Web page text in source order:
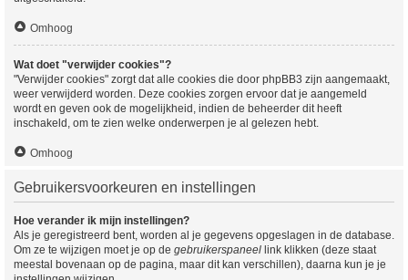
Omhoog
Wat doet "verwijder cookies"?
"Verwijder cookies" zorgt dat alle cookies die door phpBB3 zijn aangemaakt,
weer verwijderd worden. Deze cookies zorgen ervoor dat je aangemeld
wordt en geven ook de mogelijkheid, indien de beheerder dit heeft
inschakeld, om te zien welke onderwerpen je al gelezen hebt.
Omhoog
Gebruikersvoorkeuren en instellingen
Hoe verander ik mijn instellingen?
Als je geregistreerd bent, worden al je gegevens opgeslagen in de database.
Om ze te wijzigen moet je op de gebruikerspaneel link klikken (deze staat
meestal bovenaan op de pagina, maar dit kan verschillen), daarna kun je je